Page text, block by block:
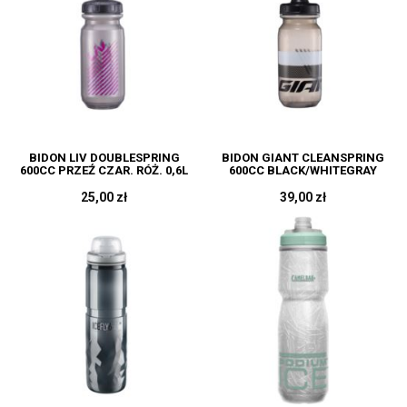
BIDON LIV DOUBLESPRING
600CC PRZEŹ CZAR. RÓŻ. 0,6L
25,00 zł
BIDON GIANT CLEANSPRING
600CC BLACK/WHITEGRAY
39,00 zł